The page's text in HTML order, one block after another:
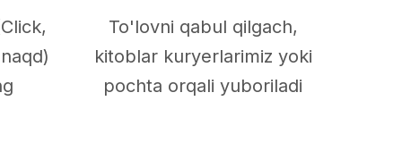
To'lovni qabul qilgach,
kitoblar kuryerlarimiz yoki
pochta orqali yuboriladi